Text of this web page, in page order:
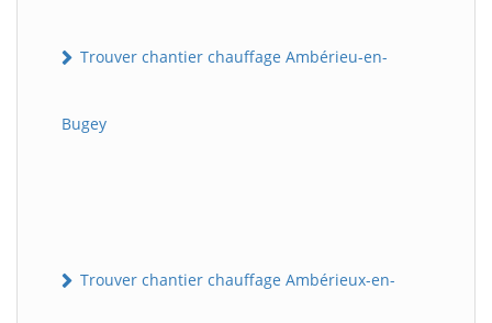
Trouver chantier chauffage Ambérieu-en-
Bugey
Trouver chantier chauffage Ambérieux-en-